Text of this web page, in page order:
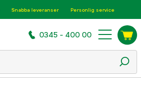
Snabba leveranser Personlig service
0345 - 400 00